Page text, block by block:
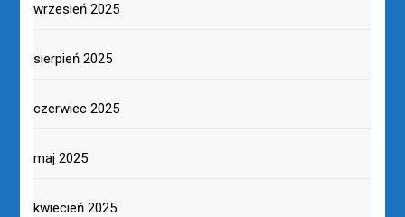
wrzesień 2025
sierpień 2025
czerwiec 2025
maj 2025
kwiecień 2025